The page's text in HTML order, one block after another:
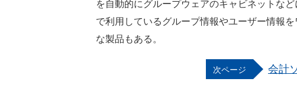
を自動的にグループウェアのキャビネットな
で利用しているグループ情報やユーザー情報
な製品もある。
会計